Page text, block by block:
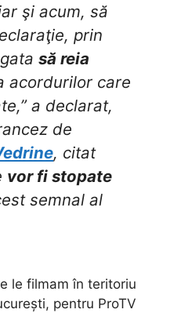
şi acum, să
prin
să reia
acordurilor care
a declarat,
de
, citat
vor fi stopate
semnal al
le filmam în teritoriu
pentru ProTV